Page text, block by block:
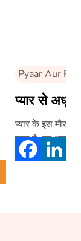
Pyaar Aur
प्यार से
प्यार के इस मौसम
घुला है, हम आपको